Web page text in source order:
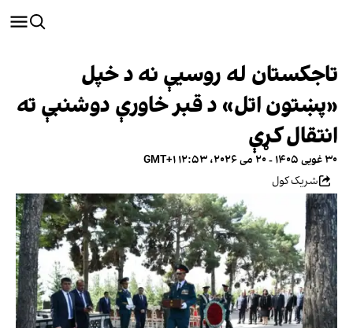
تاجکستان له روسیې نه د خپل
«پښتون اتل» د قبر خاورې دوشنبې ته
انتقال کړې
۳۰ غویی ۱۴۰۵ - ۲۰ می ۲۰۲۶، ۱۲:۵۳ GMT+۱
شریک کول